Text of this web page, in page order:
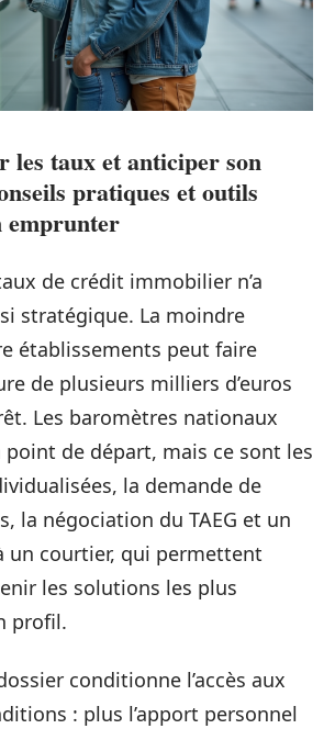
les taux et anticiper son
pratiques et outils
emprunter
de crédit immobilier n’a
stratégique. La moindre
établissements peut faire
de plusieurs milliers d’euros
Les baromètres nationaux
de départ, mais ce sont les
la demande de
la négociation du TAEG et un
un courtier, qui permettent
les solutions les plus
profil.
conditionne l’accès aux
: plus l’apport personnel